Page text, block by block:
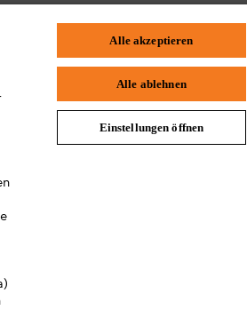
Häufig gestellte Fragen
Produktregistrierung
Alle akzeptieren
Alle ablehnen
Einstellungen öffnen